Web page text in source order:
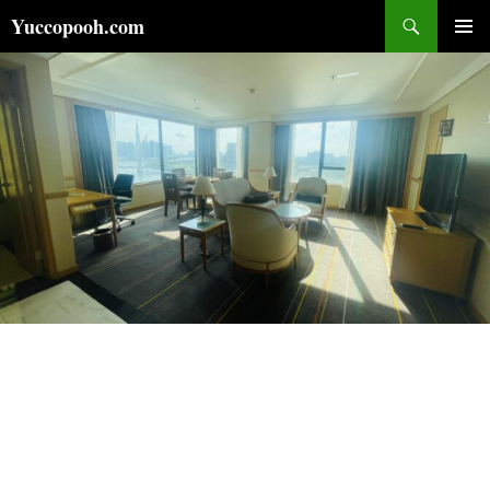
ン
テ
ツ
へ
ス
キ
プ
Yuccopooh.com
索
メインメ
ニュー